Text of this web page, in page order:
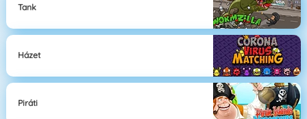
Tank
Házet
Piráti